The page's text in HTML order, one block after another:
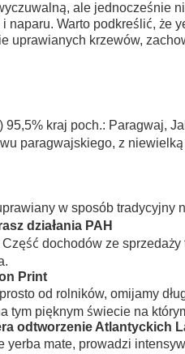
ale jednocześnie
Warto podkreślić, że
uprawianych krzewów,
kraj poch.: Paragwaj,
paragwajskiego, z niewielką
w sposób tradycyjny
działania PAH
dochodów ze
Print
od rolników, omijamy
pięknym świecie na
odtworzenie Atlantyckich
mate, prowadzi